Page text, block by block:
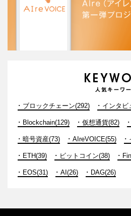
ブロックチェーン(292) インタビ
Blockchain(129) 仮想通貨(82)
暗号資産(73) AIreVOICE(55)
ETH(39) ビットコイン(38)
EOS(31) AI(26) DAG(26)